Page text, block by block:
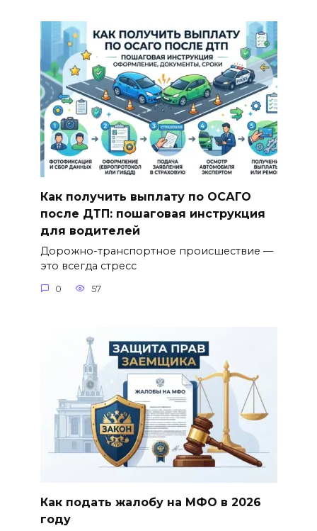
Как получить выплату по ОСАГО
после ДТП: пошаговая инструкция
для водителей
Дорожно-транспортное происшествие —
это всегда стресс
0 57
Как подать жалобу на МФО в 2026
году